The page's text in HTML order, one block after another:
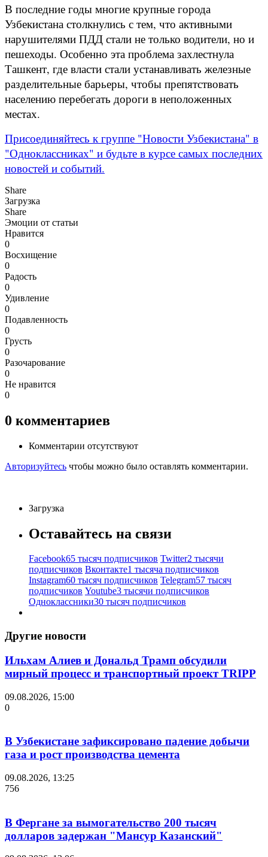
В последние годы многие крупные города
Узбекистана столкнулись с тем, что активными
нарушителями ПДД стали не только водители, но и
пешеходы. Особенно эта проблема захлестнула
Ташкент, где власти стали устанавливать железные
разделительные барьеры, чтобы препятствовать
населению перебегать дороги в неположенных
местах.
Присоединяйтесь к группе "Новости Узбекистана" в
"Одноклассниках" и будьте в курсе самых последних
новостей и событий.
Share
Загрузка
Share
Эмоции от статьи
Нравится
0
Восхищение
0
Радость
0
Удивление
0
Подавленность
0
Грусть
0
Разочарование
0
Не нравится
0
0 комментариев
Комментарии отсутствуют
Авторизуйтесь чтобы можно было оставлять комментарии.
Загрузка
Оставайтесь на связи
Facebook65 тысяч подписчиков Twitter2 тысячи
подписчиков Вконтакте1 тысяча подписчиков
Instagram60 тысяч подписчиков Telegram57 тысяч
подписчиков Youtube3 тысячи подписчиков
Одноклассники30 тысяч подписчиков
Другие новости
Ильхам Алиев и Дональд Трамп обсудили
мирный процесс и транспортный проект TRIPP
09.08.2026, 15:00
0
В Узбекистане зафиксировано падение добычи
газа и рост производства цемента
09.08.2026, 13:25
756
В Фергане за вымогательство 200 тысяч
долларов задержан "Мансур Казанский"